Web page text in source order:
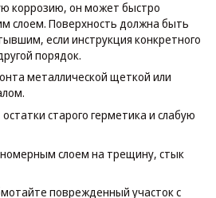
коррозию, он может быстро
слоем. Поверхность должна быть
если инструкция конкретного
порядок.
металлической щеткой или
старого герметика и слабую
слоем на трещину, стык
поврежденный участок с